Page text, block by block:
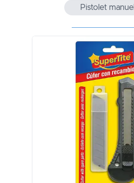
Pistolet manuel